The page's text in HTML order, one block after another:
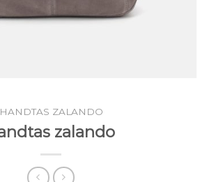
HANDTAS ZALANDO
zalando